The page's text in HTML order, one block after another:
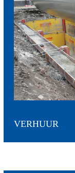
VERHUUR